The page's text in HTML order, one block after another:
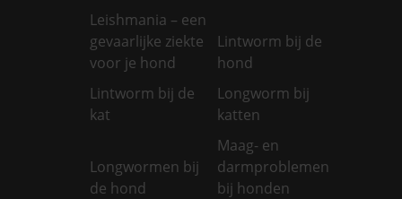
Leishmania – een
gevaarlijke ziekte
voor je hond
Lintworm bij de
hond
Lintworm bij de
kat
Longworm bij
katten
Longwormen bij
de hond
Maag- en
darmproblemen
bij honden